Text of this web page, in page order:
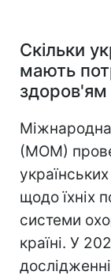
Скільки
мають
здоров'ям
Міжнародна
(МОМ)
щодо їхніх
системи
країні. У